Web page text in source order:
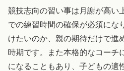
競技志向の習い事は月謝が高い
での練習時間の確保が必須にな
けたいのか、親の期待だけで進
時期です。また本格的なコーチ
になることもあり、子どもの適